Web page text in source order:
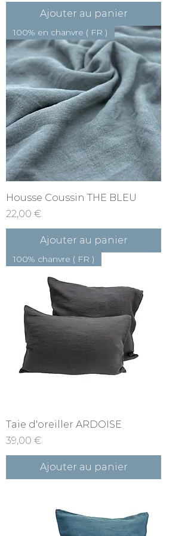
Ajouter au panier
100% en chanvre ( FR )
Housse Coussin THE BLEU
Prix
22,00 €
Ajouter au panier
100% chanvre ( FR )
Taie d'oreiller ARDOISE
Prix
39,00 €
Ajouter au panier